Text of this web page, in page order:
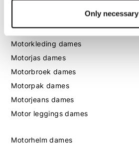
Only necessary
Dames
Motorkleding dames
Motorjas dames
Motorbroek dames
Motorpak dames
Motorjeans dames
Motor leggings dames
Motorhelm dames